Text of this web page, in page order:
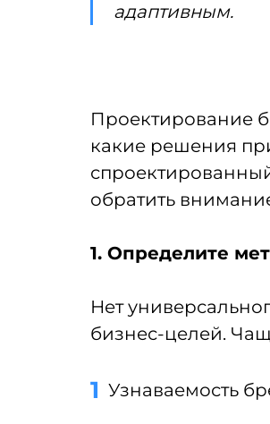
адаптивным.
Проектирование
какие решения
обратить
1. Определите
Нет
бизнес-целей.
Узнаваемость